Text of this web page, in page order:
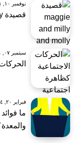
نوفمبر ١٠, ٢٠٢١
قصيدة maggie and milly and molly and may
سبتمبر ٠٧, ٢٠٢١
فبراير ٢٠, ٢٠٢٤
ما